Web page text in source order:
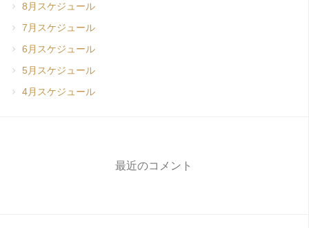
8月スケジュール
7月スケジュール
6月スケジュール
5月スケジュール
4月スケジュール
最近のコメント